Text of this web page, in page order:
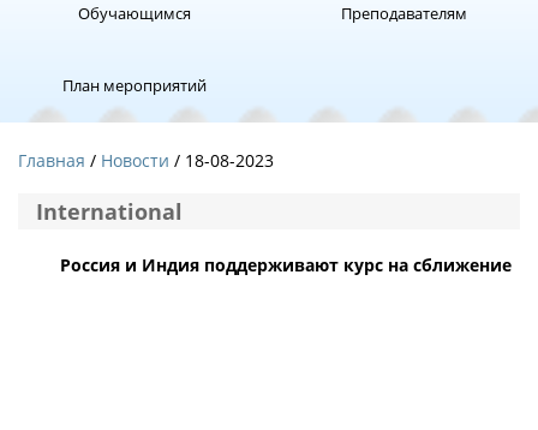
Обучающимся Преподавателям
План мероприятий
Главная Новости / 18-08-2023
International
Россия и Индия поддерживают курс на сближение